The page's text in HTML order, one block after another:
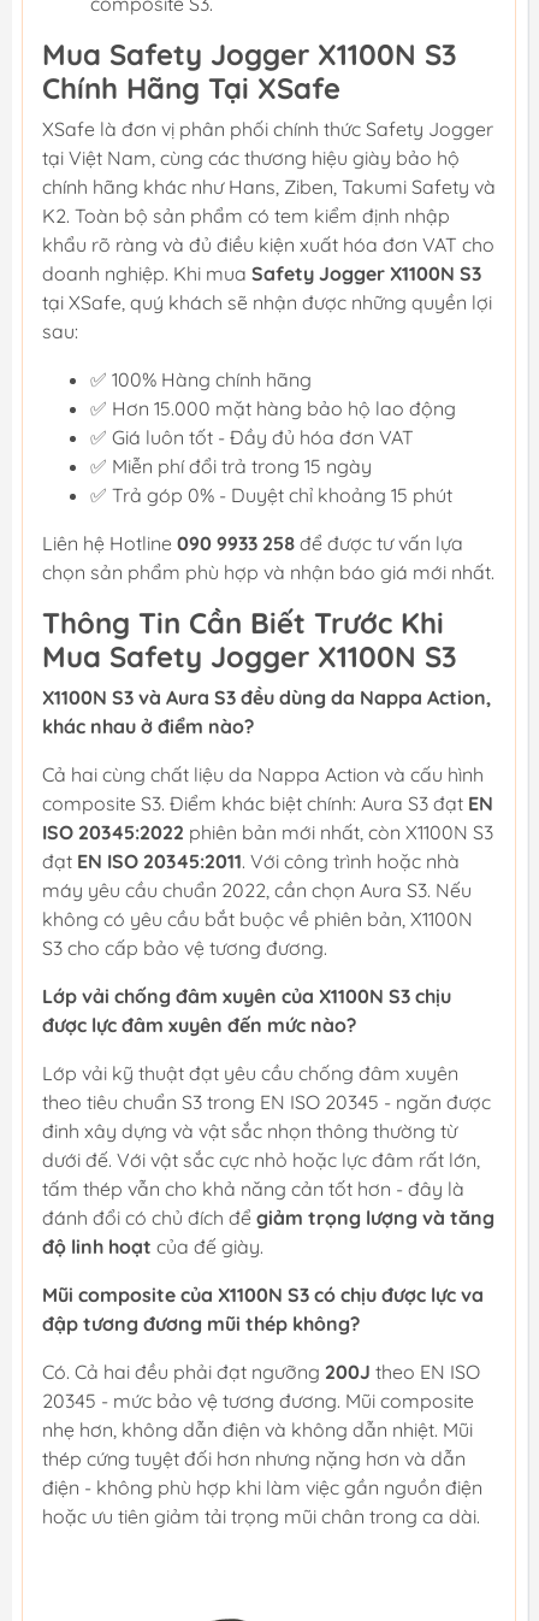
Mua Safety Jogger X1100N S3
Chính Hãng Tại XSafe
XSafe là đơn vị phân phối chính thức Safety Jogger
tại Việt Nam, cùng các thương hiệu giày bảo hộ
chính hãng khác như Hans, Ziben, Takumi Safety và
K2. Toàn bộ sản phẩm có tem kiểm định nhập
khẩu rõ ràng và đủ điều kiện xuất hóa đơn VAT cho
doanh nghiệp. Khi mua Safety Jogger X1100N S3
tại XSafe, quý khách sẽ nhận được những quyền lợi
sau:
✅ 100% Hàng chính hãng
✅ Hơn 15.000 mặt hàng bảo hộ lao động
✅ Giá luôn tốt - Đầy đủ hóa đơn VAT
✅ Miễn phí đổi trả trong 15 ngày
✅ Trả góp 0% - Duyệt chỉ khoảng 15 phút
Liên hệ Hotline 090 9933 258 để được tư vấn lựa
chọn sản phẩm phù hợp và nhận báo giá mới nhất.
Thông Tin Cần Biết Trước Khi
Mua Safety Jogger X1100N S3
X1100N S3 và Aura S3 đều dùng da Nappa Action,
khác nhau ở điểm nào?
Cả hai cùng chất liệu da Nappa Action và cấu hình
composite S3. Điểm khác biệt chính: Aura S3 đạt EN
ISO 20345:2022 phiên bản mới nhất, còn X1100N S3
đạt EN ISO 20345:2011. Với công trình hoặc nhà
máy yêu cầu chuẩn 2022, cần chọn Aura S3. Nếu
không có yêu cầu bắt buộc về phiên bản, X1100N
S3 cho cấp bảo vệ tương đương.
Lớp vải chống đâm xuyên của X1100N S3 chịu
được lực đâm xuyên đến mức nào?
Lớp vải kỹ thuật đạt yêu cầu chống đâm xuyên
theo tiêu chuẩn S3 trong EN ISO 20345 - ngăn được
đinh xây dựng và vật sắc nhọn thông thường từ
dưới đế. Với vật sắc cực nhỏ hoặc lực đâm rất lớn,
tấm thép vẫn cho khả năng cản tốt hơn - đây là
đánh đổi có chủ đích để giảm trọng lượng và tăng
độ linh hoạt của đế giày.
Mũi composite của X1100N S3 có chịu được lực va
đập tương đương mũi thép không?
Có. Cả hai đều phải đạt ngưỡng 200J theo EN ISO
20345 - mức bảo vệ tương đương. Mũi composite
nhẹ hơn, không dẫn điện và không dẫn nhiệt. Mũi
thép cứng tuyệt đối hơn nhưng nặng hơn và dẫn
điện - không phù hợp khi làm việc gần nguồn điện
hoặc ưu tiên giảm tải trọng mũi chân trong ca dài.